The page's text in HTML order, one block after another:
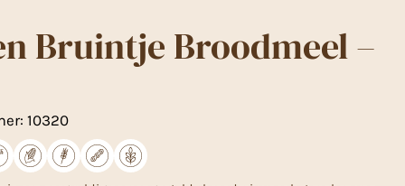
Bruintje Broodmeel –
10320